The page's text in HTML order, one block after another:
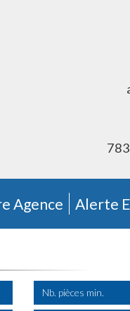
Agence Alerte